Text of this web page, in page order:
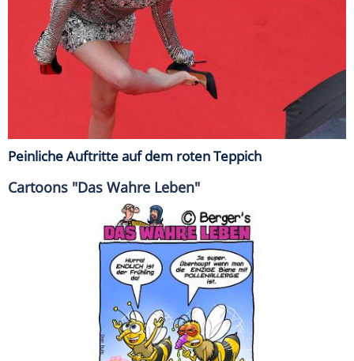
Peinliche Auftritte auf dem roten Teppich
Cartoons "Das Wahre Leben"